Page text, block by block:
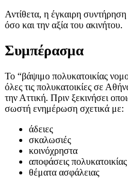
Αντίθετα, η έγκαιρη
όσο και την αξία του ακινήτου.
Συμπέρασμα
Το “βάψιμο πολυκατοικίας
όλες τις πολυκατοικίες σε
την Αττική. Πριν ξεκινήσει
σωστή ενημέρωση σχετικά με:
άδειες
σκαλωσιές
κοινόχρηστα
αποφάσεις πολυκατοικίας
θέματα ασφάλειας